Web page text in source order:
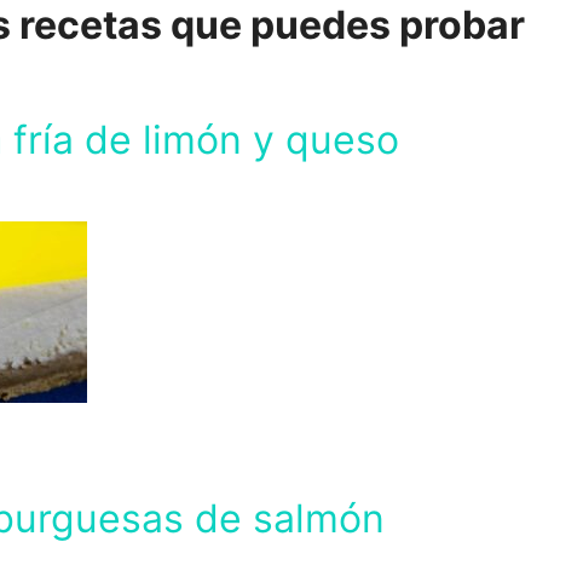
recetas que puedes probar
fría de limón y queso
de salmón